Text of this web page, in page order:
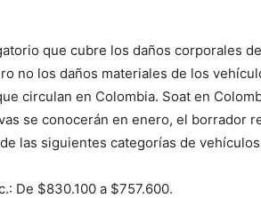
que cubre los daños corporales
no los daños materiales de los
circulan en Colombia. Soat en
se conocerán en enero, el borrador
las siguientes categorías de
De $830.100 a $757.600.